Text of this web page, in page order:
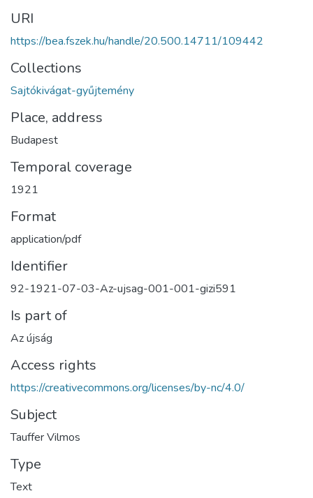
URI
https://bea.fszek.hu/handle/20.500.14711/109442
Collections
Sajtókivágat-gyűjtemény
Place, address
Budapest
Temporal coverage
1921
Format
application/pdf
Identifier
92-1921-07-03-Az-ujsag-001-001-gizi591
Is part of
Az újság
Access rights
https://creativecommons.org/licenses/by-nc/4.0/
Subject
Tauffer Vilmos
Type
Text